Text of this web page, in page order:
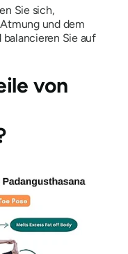
Sie sich,
und dem
Sie auf
von